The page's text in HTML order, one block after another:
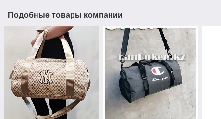
Подобные товары компании